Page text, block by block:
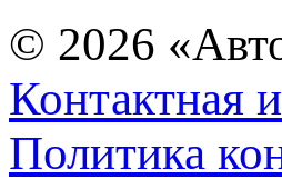
© 2026
Контактная
Политика